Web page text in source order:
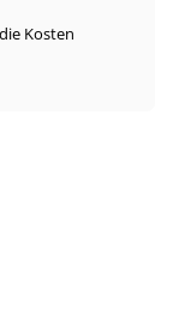
Kosten